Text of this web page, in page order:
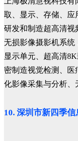
取、显示、存储、应
研发和制造超高清视
无损影像摄影机系统
显示单元、超高清
密制造视觉检测、医
化影像采集与分析、
10. 深圳市新四季信